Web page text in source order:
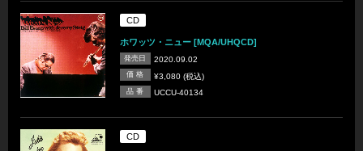
CD
ホワッツ・ニュー [MQA/UHQCD]
発売日 2020.09.02
価 格 ¥3,080 (税込)
品 番 UCCU-40134
CD